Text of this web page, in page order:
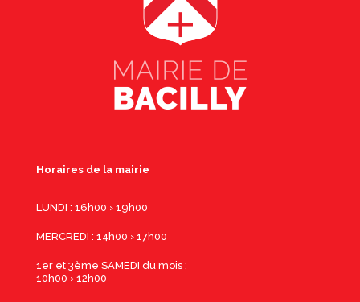
Horaires de la mairie
LUNDI : 16h00 › 19h00
MERCREDI : 14h00 › 17h00
1er et 3ème SAMEDI du mois :
10h00 › 12h00